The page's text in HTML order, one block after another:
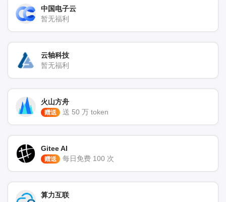
中国电子云
暂无福利
云轴科技
暂无福利
火山方舟
赠送 送 50 万 token
Gitee AI
赠送 每日免费 100 次
算力互联